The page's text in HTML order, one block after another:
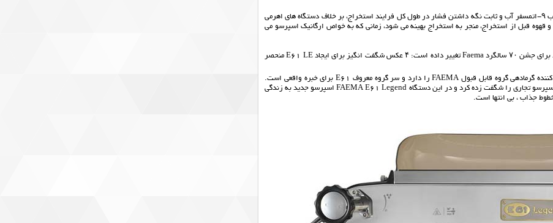
E61 اولین دستگاه برای استفاده از یک پمپ حجمی است که به منظور ایجاد فشار مطلوب ۹-اتمسفر آب و ثابت نگه داشتن فشار در طول کل فرایند استخراج، بر خلاف دستگاه های اهرمی
قبل از استخراج، منجر به استخراج بهینه می شود، زمانی که به خواص ارگانیک اسپرسو می
پانل شیشه ای افسانه ای E61 ظاهر خود را با پانل های جدید سفارشی ویرایش محدود برای جشن ۷۰ سالگرد Faema تغییر داده است: ۴ عکس شگفت انگیز برای ایجاد E61 LE منحصر
FAEMA E61 Legend یک دستگاه اسپرسو نیمه اتوماتیک است که سیستم متعادل کننده گرمادهی گروه قابل قبول FAEMA را دارد و سر گروه معروف E61 برای خبره واقعی است.
زیبایی کلاسیک FAEMA E61 زمانی که در سال ۱۹۶۱ منتشر شد، صنعت ماشین آلات اسپرسو تجاری را شگفت زده کرد و در این دستگاه FAEMA E61 Legend اسپرسو جدید به زندگی